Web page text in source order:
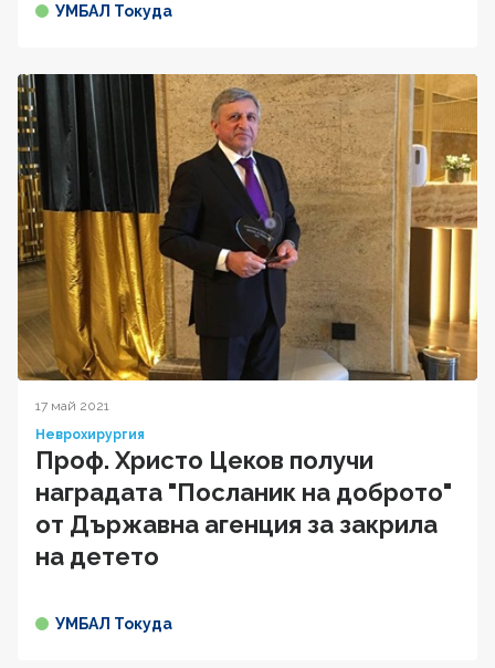
УМБАЛ Токуда
17 май 2021
Неврохирургия
Проф. Христо Цеков получи
наградата "Посланик на доброто"
от Държавна агенция за закрила
на детето
УМБАЛ Токуда